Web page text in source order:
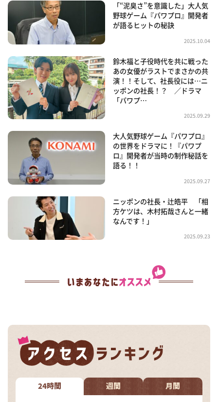
「“泥臭さ”を意識した」大人気
野球ゲーム『パワプロ』開発者
が語るヒットの秘訣
2025.10.04
鈴木福と子役時代を共に戦った
あの女優がラストでまさかの共
演！！そして、社長役には…ニ
ッポンの社長！？ ／ドラマ
「パワプ…
2025.09.29
大人気野球ゲーム『パワプロ』
の世界をドラマに！『パワプ
ロ』開発者が当時の制作秘話を
語る！！
2025.09.27
ニッポンの社長・辻皓平 「相
方ケツは、木村拓哉さんと一緒
なんです！」
2025.09.23
24時間 週間 月間